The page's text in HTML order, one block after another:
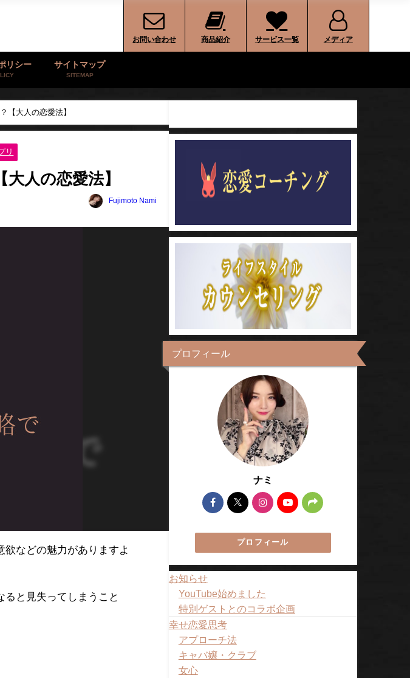
お問い合わせ 商品紹介 サービス一覧 メディア
リシー サイトマップ
SITEMAP
【大人の恋愛法】
リ
人の恋愛法】
Fujimoto Nami
などの魅力がありますよ
ると見失ってしまうこと
プロフィール
ナミ
プロフィール
お知らせ
YouTube始めました
特別ゲストとのコラボ企画
幸せ恋愛思考
アプローチ法
キャバ嬢・クラブ
女心